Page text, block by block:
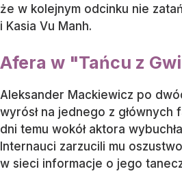
że w kolejnym odcinku nie
i Kasia Vu Manh.
Afera w "Tańcu z
Aleksander Mackiewicz po
wyrósł na jednego z głównych
dni temu wokół aktora
Internauci zarzucili mu
w sieci informacje o jego